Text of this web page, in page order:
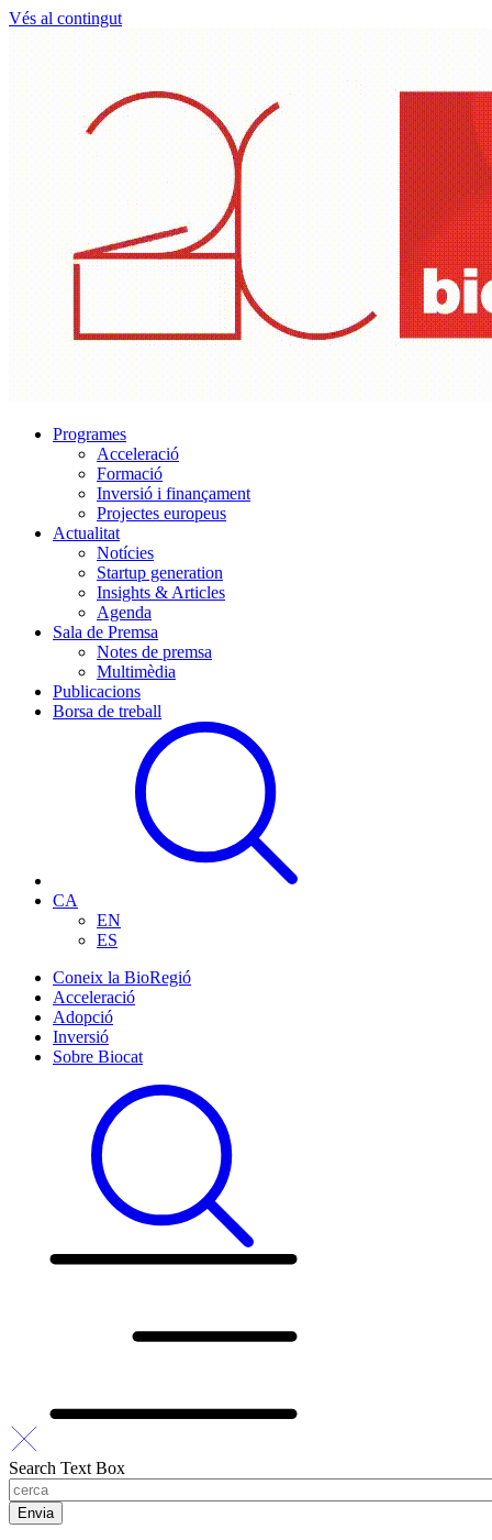
Vés al contingut
Programes
Acceleració
Formació
Inversió i finançament
Projectes europeus
Actualitat
Notícies
Startup generation
Insights & Articles
Agenda
Sala de Premsa
Notes de premsa
Multimèdia
Publicacions
Borsa de treball
CA
EN
ES
Coneix la BioRegió
Acceleració
Adopció
Inversió
Sobre Biocat
Search Text Box